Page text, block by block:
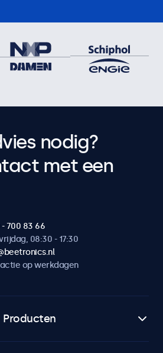
nodig?
met een
700 83 66
08:30 - 17:30
op werkdagen
Producten